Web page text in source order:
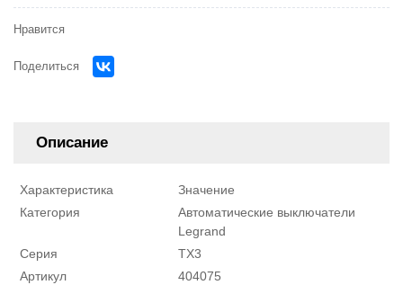
Нравится
Поделиться
Описание
Характеристика
Значение
Категория
Автоматические выключатели
Legrand
Серия
ТХ3
Артикул
404075